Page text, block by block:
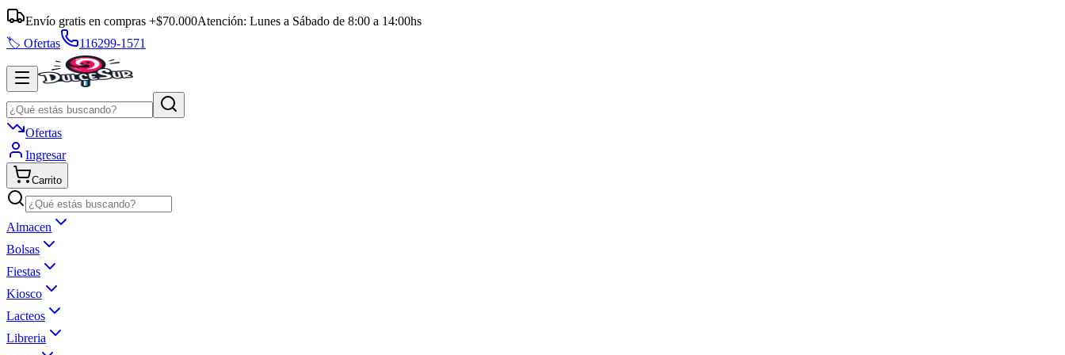
Envío gratis en compras +$70.000Atención: Lunes a Sábado de 8:00 a 14:00hs
🏷️ Ofertas
116299-1571
Ofertas
Ingresar
Carrito
Almacen
Bolsas
Fiestas
Kiosco
Lacteos
Libreria